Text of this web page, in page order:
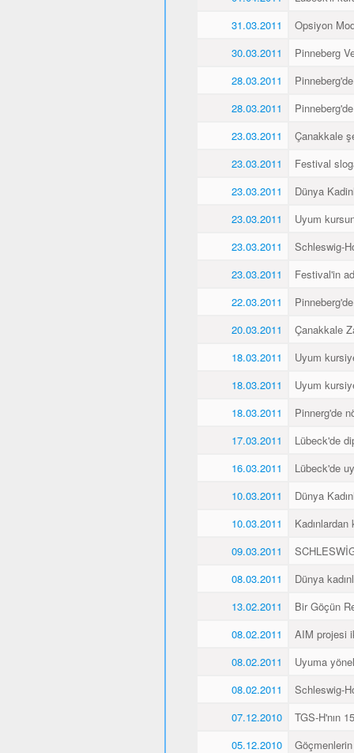
31.03.2011
Opsiyon
30.03.2011
Pinneberg
28.03.2011
28.03.2011
23.03.2011
Çanakkale
23.03.2011
Festival
23.03.2011
Dünya
23.03.2011
Uyum
23.03.2011
Schleswig-
23.03.2011
Festival'in
22.03.2011
20.03.2011
Çanakkale
18.03.2011
Uyum
18.03.2011
Uyum
18.03.2011
Pinnerg'de
17.03.2011
Lübeck'de
16.03.2011
Lübeck'de
10.03.2011
Dünya
10.03.2011
Kadınlardan
09.03.2011
08.03.2011
Dünya
13.02.2011
Bir Göçün
08.02.2011
AIM projesi
08.02.2011
Uyuma
08.02.2011
Schleswig-
07.12.2010
TGS-H'nın
05.12.2010